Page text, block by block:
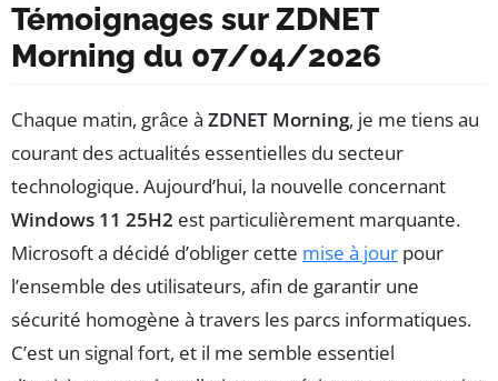
Témoignages sur ZDNET
Morning du 07/04/2026
Chaque matin, grâce à ZDNET Morning, je me tiens au
courant des actualités essentielles du secteur
technologique. Aujourd’hui, la nouvelle concernant
Windows 11 25H2 est particulièrement marquante.
Microsoft a décidé d’obliger cette mise à jour pour
l’ensemble des utilisateurs, afin de garantir une
sécurité homogène à travers les parcs informatiques.
C’est un signal fort, et il me semble essentiel